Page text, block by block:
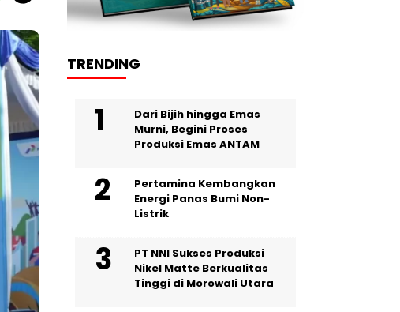
TRENDING
Dari Bijih hingga Emas
Murni, Begini Proses
Produksi Emas ANTAM
Pertamina Kembangkan
Energi Panas Bumi Non-
Listrik
PT NNI Sukses Produksi
Nikel Matte Berkualitas
Tinggi di Morowali Utara